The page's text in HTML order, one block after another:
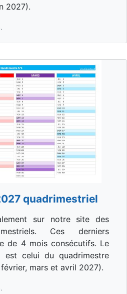
2027).
quadrimestriel
sur notre site des
Ces derniers
de 4 mois consécutifs. Le
est celui du quadrimestre
mars et avril 2027).